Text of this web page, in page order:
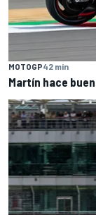
MOTOGP42 min
Martín hace